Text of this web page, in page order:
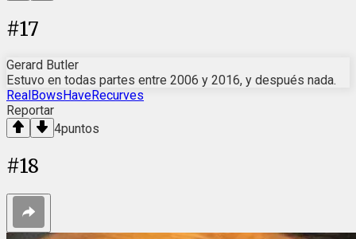
#17
Gerard Butler
Estuvo en todas partes entre 2006 y 2016, y después nada.
RealBowsHaveRecurves
Reportar
4puntos
#18